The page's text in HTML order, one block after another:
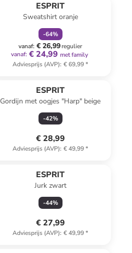
ESPRIT
Sweatshirt oranje
-64%
vanaf: € 26,99regulier
vanaf: € 24,99 met family
Adviesprijs (AVP): € 69,99*
ESPRIT
Gordijn met oogjes "Harp" beige
-42%
€ 28,99
Adviesprijs (AVP): € 49,99*
ESPRIT
Jurk zwart
-44%
€ 27,99
Adviesprijs (AVP): € 49,99*